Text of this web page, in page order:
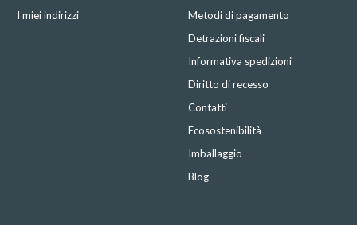
I miei indirizzi
Metodi di pagamento
Detrazioni fiscali
Informativa spedizioni
Diritto di recesso
Contatti
Ecosostenibilità
Imballaggio
Blog